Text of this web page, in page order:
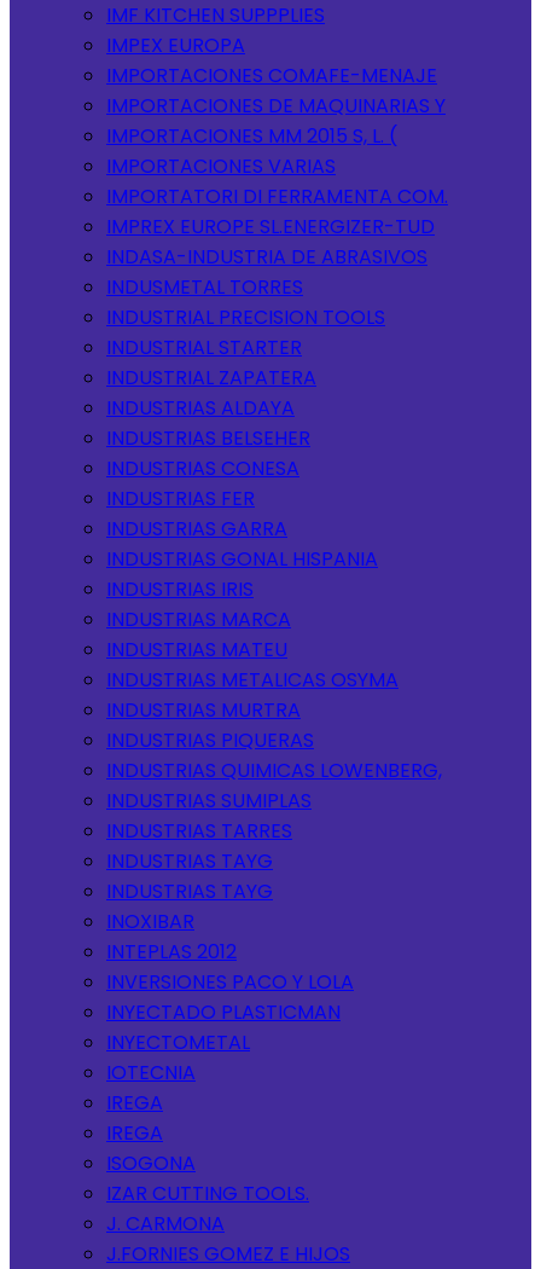
IMF KITCHEN SUPPPLIES
IMPEX EUROPA
IMPORTACIONES COMAFE-MENAJE
IMPORTACIONES DE MAQUINARIAS Y
IMPORTACIONES MM 2015 S, L. (
IMPORTACIONES VARIAS
IMPORTATORI DI FERRAMENTA COM.
IMPREX EUROPE SL.ENERGIZER-TUD
INDASA-INDUSTRIA DE ABRASIVOS
INDUSMETAL TORRES
INDUSTRIAL PRECISION TOOLS
INDUSTRIAL STARTER
INDUSTRIAL ZAPATERA
INDUSTRIAS ALDAYA
INDUSTRIAS BELSEHER
INDUSTRIAS CONESA
INDUSTRIAS FER
INDUSTRIAS GARRA
INDUSTRIAS GONAL HISPANIA
INDUSTRIAS IRIS
INDUSTRIAS MARCA
INDUSTRIAS MATEU
INDUSTRIAS METALICAS OSYMA
INDUSTRIAS MURTRA
INDUSTRIAS PIQUERAS
INDUSTRIAS QUIMICAS LOWENBERG,
INDUSTRIAS SUMIPLAS
INDUSTRIAS TARRES
INDUSTRIAS TAYG
INDUSTRIAS TAYG
INOXIBAR
INTEPLAS 2012
INVERSIONES PACO Y LOLA
INYECTADO PLASTICMAN
INYECTOMETAL
IOTECNIA
IREGA
IREGA
ISOGONA
IZAR CUTTING TOOLS.
J. CARMONA
J.FORNIES GOMEZ E HIJOS